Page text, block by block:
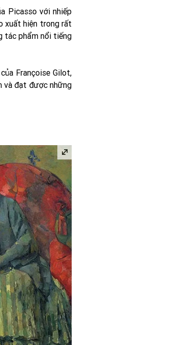
Picasso với nhiếp
xuất hiện trong rất
tác phẩm nổi tiếng
Françoise Gilot,
và đạt được những